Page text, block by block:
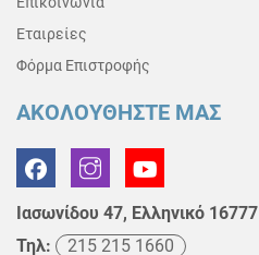
Εταιρείες
Φόρμα Επιστροφής
ΑΚΟΛΟΥΘΗΣΤΕ ΜΑΣ
Ιασωνίδου 47, Ελληνικό 16777
Τηλ:
215 215 1660